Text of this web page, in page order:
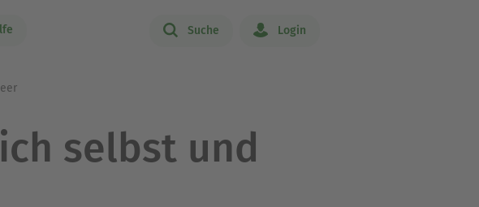
Suche Login
selbst und